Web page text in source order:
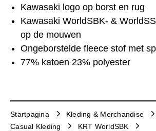
Kawasaki logo op borst en rug
Kawasaki WorldSBK- &
op de mouwen
Ongeborstelde fleece stof met
77% katoen 23% polyester
Startpagina
Kleding & Merchandise
Casual Kleding
KRT WorldSBK